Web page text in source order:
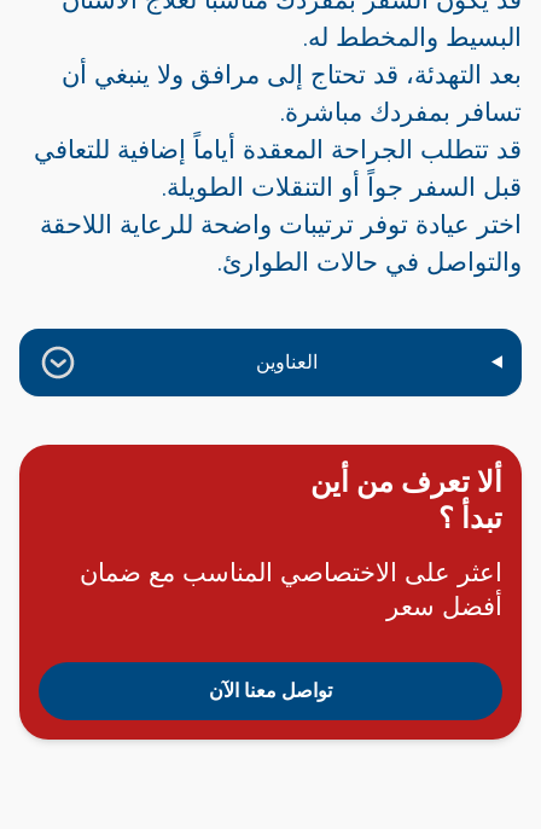
البسيط والمخطط له.
بعد التهدئة، قد تحتاج إلى مرافق ولا ينبغي أن
تسافر بمفردك مباشرة.
قد تتطلب الجراحة المعقدة أياماً إضافية للتعافي
قبل السفر جواً أو التنقلات الطويلة.
اختر عيادة توفر ترتيبات واضحة للرعاية اللاحقة
والتواصل في حالات الطوارئ.
العناوين
ألا تعرف من أين
تبدأ ؟
اعثر على الاختصاصي المناسب مع ضمان
أفضل سعر
تواصل معنا الآن